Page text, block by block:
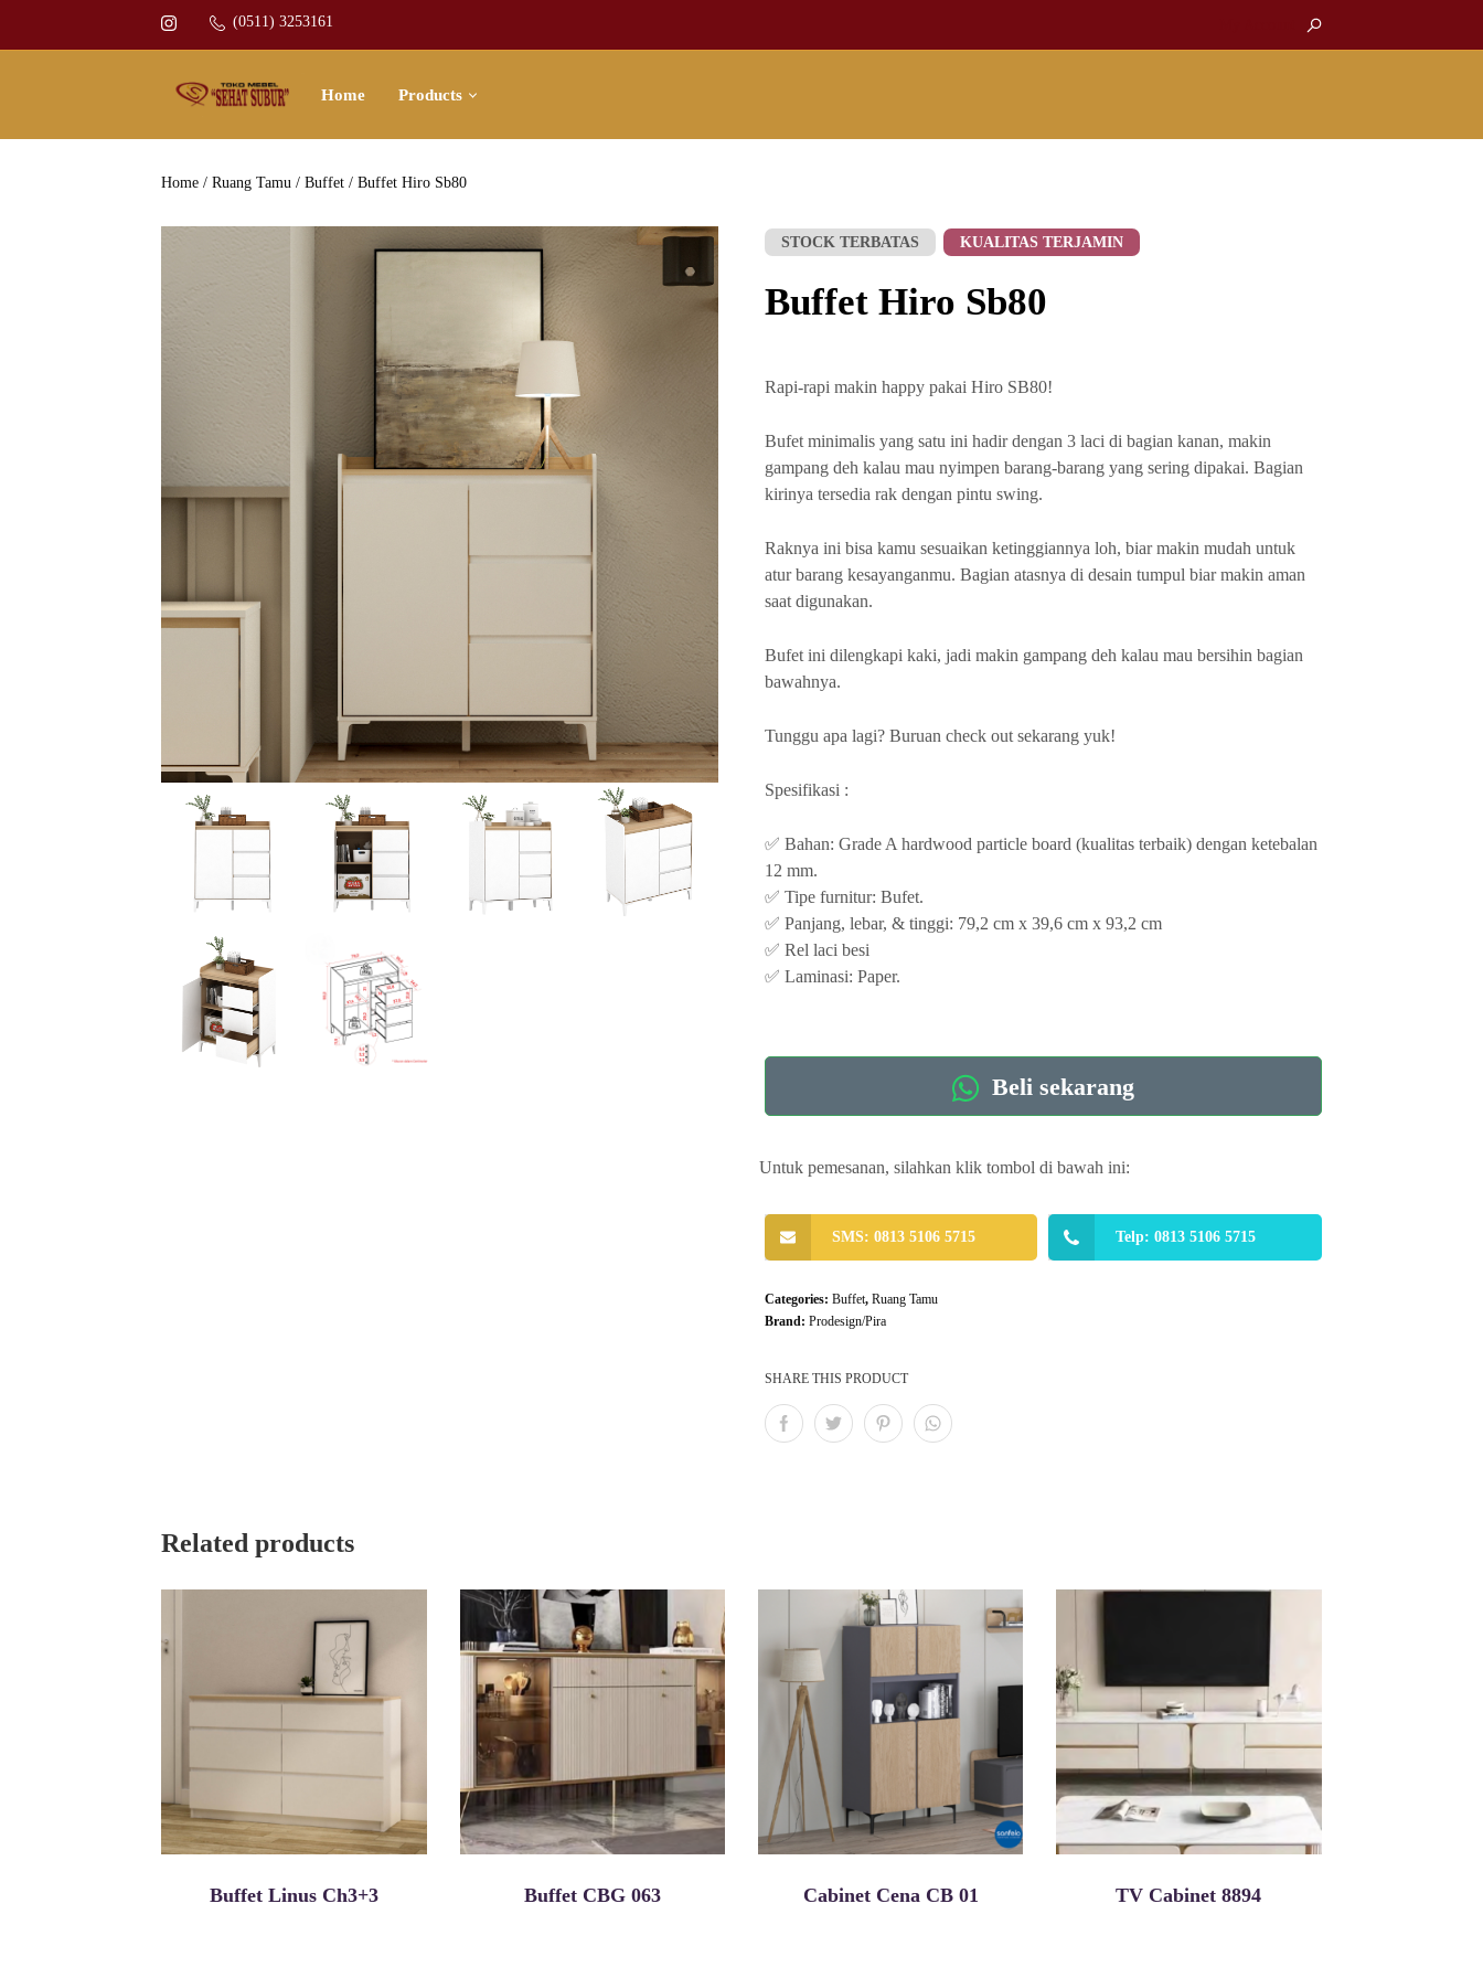
(0511) 3253161
Home Products
Home /Ruang Tamu /Buffet / Buffet Hiro Sb80
STOCK TERBATAS KUALITAS TERJAMIN
Buffet Hiro Sb80
Rapi-rapi makin happy pakai Hiro SB80!
Bufet minimalis yang satu ini hadir dengan 3 laci di bagian kanan, makin
gampang deh kalau mau nyimpen barang-barang yang sering dipakai. Bagian
kirinya tersedia rak dengan pintu swing.
Raknya ini bisa kamu sesuaikan ketinggiannya loh, biar makin mudah untuk
atur barang kesayanganmu. Bagian atasnya di desain tumpul biar makin aman
saat digunakan.
Bufet ini dilengkapi kaki, jadi makin gampang deh kalau mau bersihin bagian
bawahnya.
Tunggu apa lagi? Buruan check out sekarang yuk!
Spesifikasi :
✅ Bahan: Grade A hardwood particle board (kualitas terbaik) dengan ketebalan
12 mm.
✅ Tipe furnitur: Bufet.
✅ Panjang, lebar, & tinggi: 79,2 cm x 39,6 cm x 93,2 cm
✅ Rel laci besi
✅ Laminasi: Paper.
Beli sekarang
Untuk pemesanan, silahkan klik tombol di bawah ini:
SMS: 0813 5106 5715 Telp: 0813 5106 5715
Categories:Buffet,Ruang Tamu
Brand:Prodesign/Pira
SHARE THIS PRODUCT
Related products
Buffet Linus Ch3+3 Buffet CBG 063 Cabinet Cena CB 01 TV Cabinet 8894